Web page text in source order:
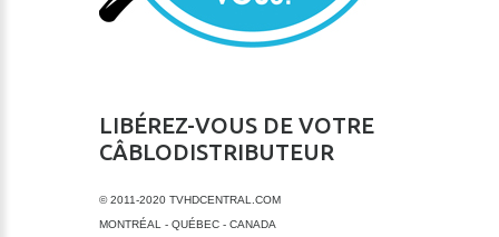
LIBÉREZ-VOUS DE VOTRE
CÂBLODISTRIBUTEUR
© 2011-2020 TVHDCENTRAL.COM
MONTRÉAL - QUÉBEC - CANADA